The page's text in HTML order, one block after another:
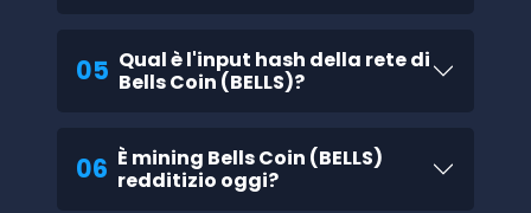
05 Qual è l'input hash della rete di
Bells Coin (BELLS)?
06 È mining Bells Coin (BELLS)
redditizio oggi?